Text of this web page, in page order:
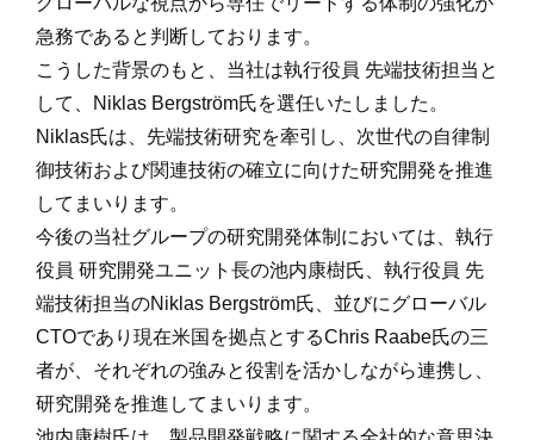
急務であると判断しております。
こうした背景のもと、当社は執行役員 先端技術担当と
して、Niklas Bergström氏を選任いたしました。
Niklas氏は、先端技術研究を牽引し、次世代の自律制
御技術および関連技術の確立に向けた研究開発を推進
してまいります。
今後の当社グループの研究開発体制においては、執行
役員 研究開発ユニット長の池内康樹氏、執行役員 先
端技術担当のNiklas Bergström氏、並びにグローバル
CTOであり現在米国を拠点とするChris Raabe氏の三
者が、それぞれの強みと役割を活かしながら連携し、
研究開発を推進してまいります。